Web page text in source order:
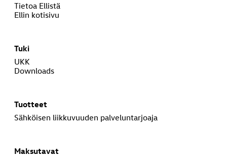
Tietoa Ellistä
Ellin kotisivu
Tuki
UKK
Downloads
Tuotteet
Sähköisen liikkuvuuden palveluntarjoaja
Maksutavat